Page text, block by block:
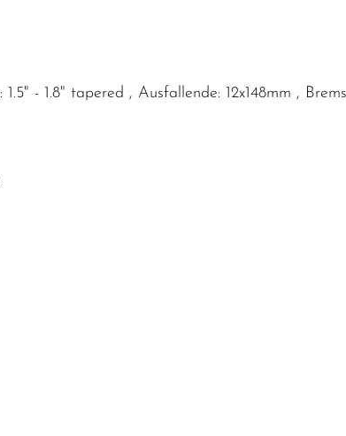
- 1.8" tapered , Ausfallende: 12x148mm ,